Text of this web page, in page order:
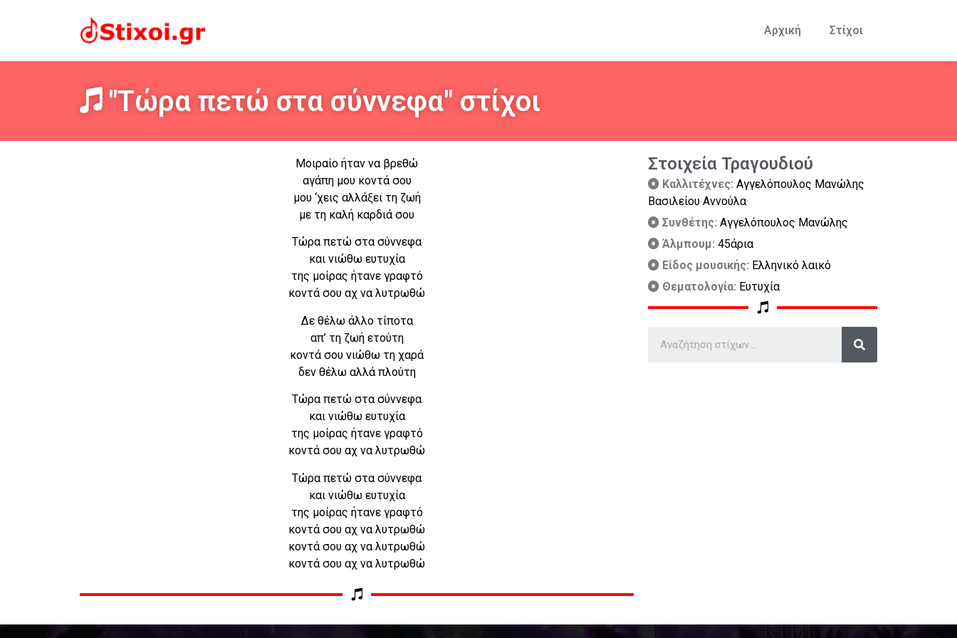
Αρχική Στίχοι
"Τώρα πετώ στα σύννεφα" στίχοι
Μοιραίο ήταν να βρεθώ
αγάπη μου κοντά σου
μου ‘χεις αλλάξει τη ζωή
με τη καλή καρδιά σου
Τώρα πετώ στα σύννεφα
και νιώθω ευτυχία
της μοίρας ήτανε γραφτό
κοντά σου αχ να λυτρωθώ
Δε θέλω άλλο τίποτα
απ’ τη ζωή ετούτη
κοντά σου νιώθω τη χαρά
δεν θέλω αλλά πλούτη
Τώρα πετώ στα σύννεφα
και νιώθω ευτυχία
της μοίρας ήτανε γραφτό
κοντά σου αχ να λυτρωθώ
Τώρα πετώ στα σύννεφα
και νιώθω ευτυχία
της μοίρας ήτανε γραφτό
κοντά σου αχ να λυτρωθώ
κοντά σου αχ να λυτρωθώ
κοντά σου αχ να λυτρωθώ
Στοιχεία Τραγουδιού
Καλλιτέχνες: Αγγελόπουλος Μανώλης
Βασιλείου Αννούλα
Συνθέτης: Αγγελόπουλος Μανώλης
Άλμπουμ: 45άρια
Είδος μουσικής: Ελληνικό λαικό
Θεματολογία: Ευτυχία